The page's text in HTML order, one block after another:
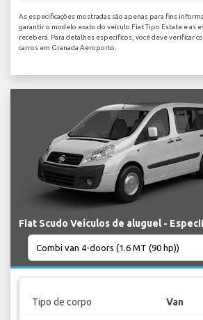
As especificações mostradas são apenas para fins
garantir o modelo exato do veículo Fiat Tipo Estate e as
receberá. Para detalhes específicos, você deve verificar
carros em Granada Aeroporto.
Fiat Scudo Veículos de aluguel -
Tipo de corpo Van